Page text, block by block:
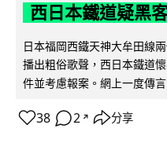
西日本鐵道疑黑
日本福岡西鐵天神大牟田線
播出粗俗歌聲，西日本鐵道
件並考慮報案。網上一度傳
38 2 ↗ 分享